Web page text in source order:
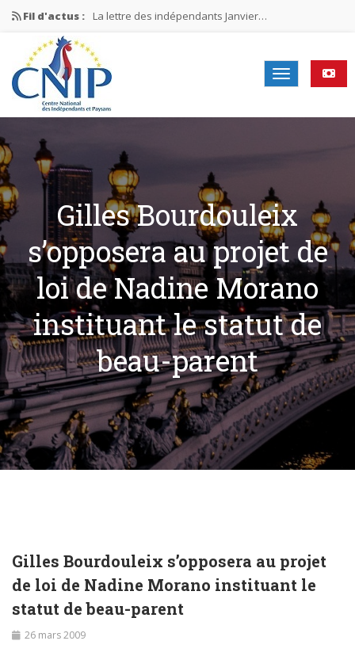
Fil d'actus : La lettre des indépendants Janvier…
La lettre des indépendants Novembre…
La lettre des indépendants Juin…
Mission nationale ÉLECTIONS MUNICIPALES 2026
Gilles Bourdouleix
s’opposera au projet de
loi de Nadine Morano
instituant le statut de
beau-parent
Gilles Bourdouleix s’opposera au projet
de loi de Nadine Morano instituant le
statut de beau-parent
26 mars 2009